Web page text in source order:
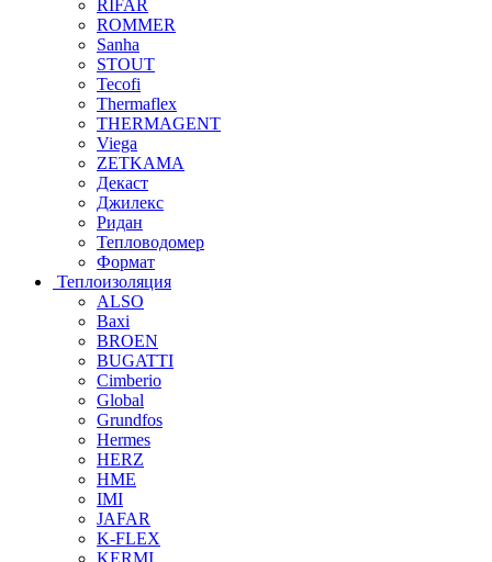
RIFAR
ROMMER
Sanha
STOUT
Tecofi
Thermaflex
THERMAGENT
Viega
ZETKAMA
Декаст
Джилекс
Ридан
Тепловодомер
Формат
Теплоизоляция
ALSO
Baxi
BROEN
BUGATTI
Cimberio
Global
Grundfos
Hermes
HERZ
HME
IMI
JAFAR
K-FLEX
KERMI